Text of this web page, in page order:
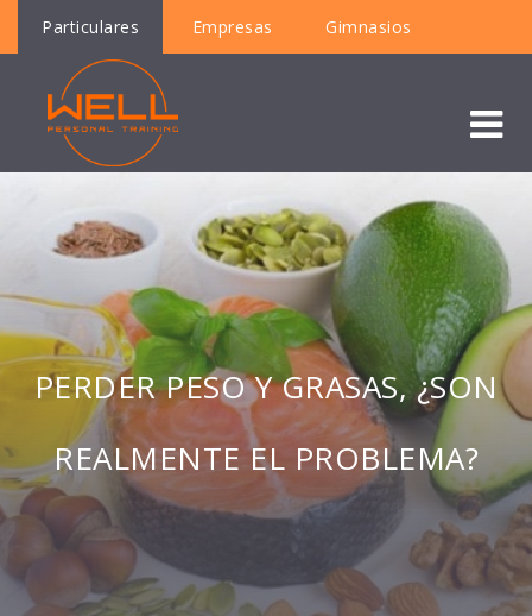
Particulares Empresas Gimnasios
PERDER PESO Y GRASAS, ¿SON
REALMENTE EL PROBLEMA?